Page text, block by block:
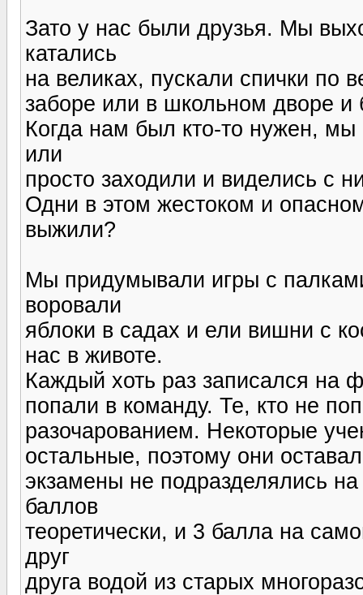
Зато у нас были друзья. Мы
катались
на великах, пускали спички по
заборе или в школьном дворе и
Когда нам был кто-то нужен, мы
или
просто заходили и виделись с
Одни в этом жестоком и
выжили?
Мы придумывали игры с
воровали
яблоки в садах и ели вишни с
нас в животе.
Каждый хоть раз записался на
попали в команду. Те, кто не
разочарованием. Некоторые
остальные, поэтому они
экзамены не подразделялись
баллов
теоретически, и 3 балла на
друг
друга водой из старых